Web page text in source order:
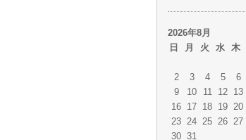
2026年8月
日
月 火 水 木
2
3 4 5 6
9
10 11 12 13
16 17 18 19 20
23 24 25 26 27
30 31